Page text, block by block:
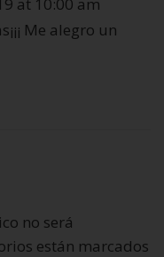
Me alegro un
no será
están marcados